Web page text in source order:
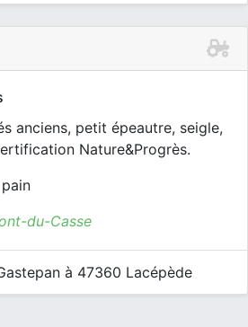
anciens, petit épeautre, seigle,
Nature&Progrès.
du-Casse
à 47360 Lacépède